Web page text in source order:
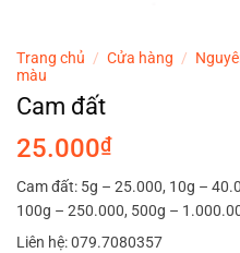
Trang chủ / Cửa hàng /
màu
Cam đất
25.000₫
Cam đất: 5g – 25.000, 10g –
100g – 250.000, 500g –
Liên hệ: 079.7080357